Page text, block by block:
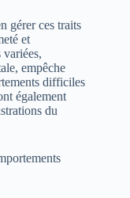
gérer ces traits
et
empêche
difficiles
également
du